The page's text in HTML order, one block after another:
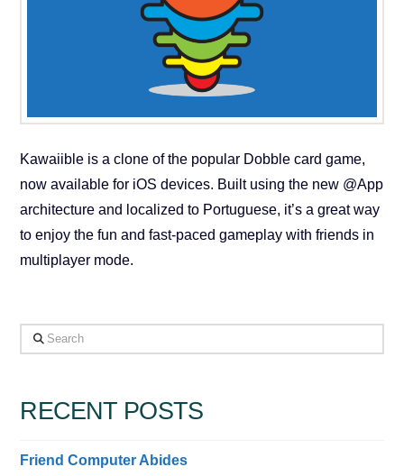
Kawaiible is a clone of the popular Dobble card game,
now available for iOS devices. Built using the new @App
architecture and localized to Portuguese, it’s a great way
to enjoy the fun and fast-paced gameplay with friends in
multiplayer mode.
Search
RECENT POSTS
Friend Computer Abides